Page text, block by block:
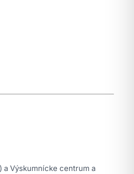
a Výskumnícke centrum a